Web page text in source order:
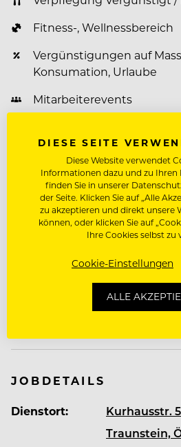
Fitness-, Wellnessbereich
Vergünstigungen auf
Konsumation, Urlaube
Mitarbeiterevents
Über Vivea Hotel - Bad
Die renommierten Vivea 4*
als 30 Jahren ein nicht nur in
Unternehmen mit neun
ganz Österreich.
Unternehmen legt großen
geregelte Arbeitszeiten und
wachsendes Benefit-System.
JOBDETAILS
Dienstort:
Kurhausstr.
Traunstein,
DIESE SEITE
Diese Website verwendet
Informationen dazu und zu Ihren
finden Sie in unserer
der Seite. Klicken Sie auf „Alle
zu akzeptieren und direkt unsere
können, oder klicken Sie auf
Ihre Cookies selbst zu
Cookie-Einstellungen
ALLE